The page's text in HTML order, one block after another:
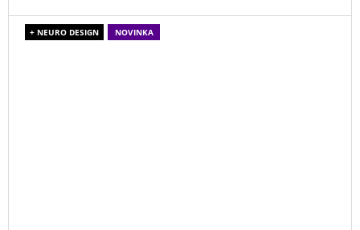
+ NEURO DESIGN NOVINKA